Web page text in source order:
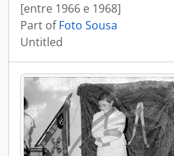
[entre 1966 e 1968]
Part ofFoto Sousa
Untitled